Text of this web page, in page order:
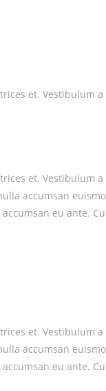
et. Vestibulum
et. Vestibulum
accumsan
eu ante.
et. Vestibulum
accumsan
eu ante.